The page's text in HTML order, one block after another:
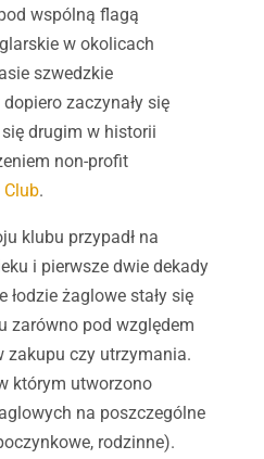
wspólną flagą
w okolicach
szwedzkie
zaczynały się
się drugim w historii
non-profit
.
klubu przypadł na
i pierwsze dwie dekady
łodzie żaglowe stały się
zarówno pod względem
zakupu czy utrzymania.
którym utworzono
na poszczególne
rodzinne).